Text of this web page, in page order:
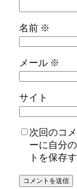
名前 ※
メール ※
サイト
次回のコ
ーに自分
トを保存す